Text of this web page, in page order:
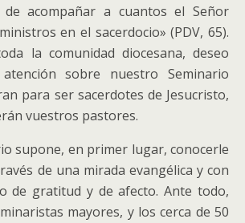
de acompañar a cuantos el Señor
en el sacerdocio» (PDV, 65).
la comunidad diocesana, deseo
sobre nuestro Seminario
para ser sacerdotes de Jesucristo,
vuestros pastores.
supone, en primer lugar, conocerle
de una mirada evangélica y con
de gratitud y de afecto. Ante todo,
mayores, y los cerca de 50